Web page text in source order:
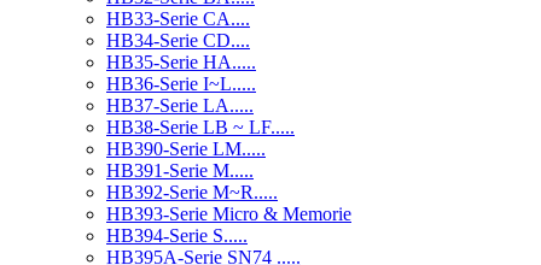
HB33-Serie CA....
HB34-Serie CD....
HB35-Serie HA.....
HB36-Serie I~L.....
HB37-Serie LA.....
HB38-Serie LB ~ LF.....
HB390-Serie LM.....
HB391-Serie M.....
HB392-Serie M~R.....
HB393-Serie Micro & Memorie
HB394-Serie S.....
HB395A-Serie SN74 .....